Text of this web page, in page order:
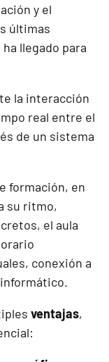
y el
últimas
llegado para
la interacción
real entre el
de un sistema
formación, en
su ritmo,
el aula
conexión a
ventajas,